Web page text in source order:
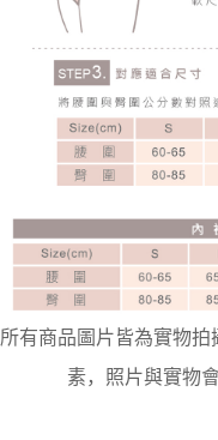
所有商品圖片皆為實物
素，照片與實物